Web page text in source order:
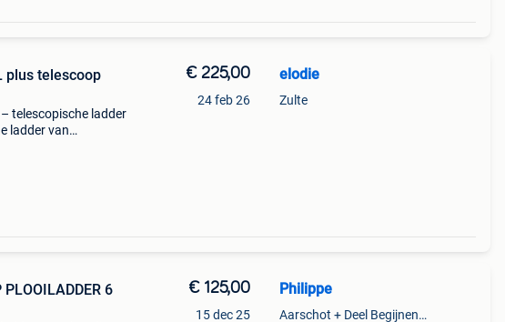
plus telescoop
telescopische ladder
ladder van
€ 225,00
24 feb 26
elodie
Zulte
€ 125,00
15 dec 25
Philippe
Aarschot + Deel Begijnendijk